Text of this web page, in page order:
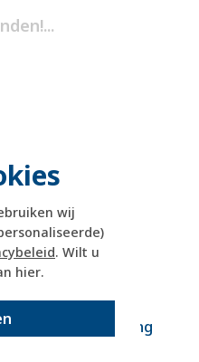
wij
. Wilt u
hier.
veilig kopen met
kopersbescherming